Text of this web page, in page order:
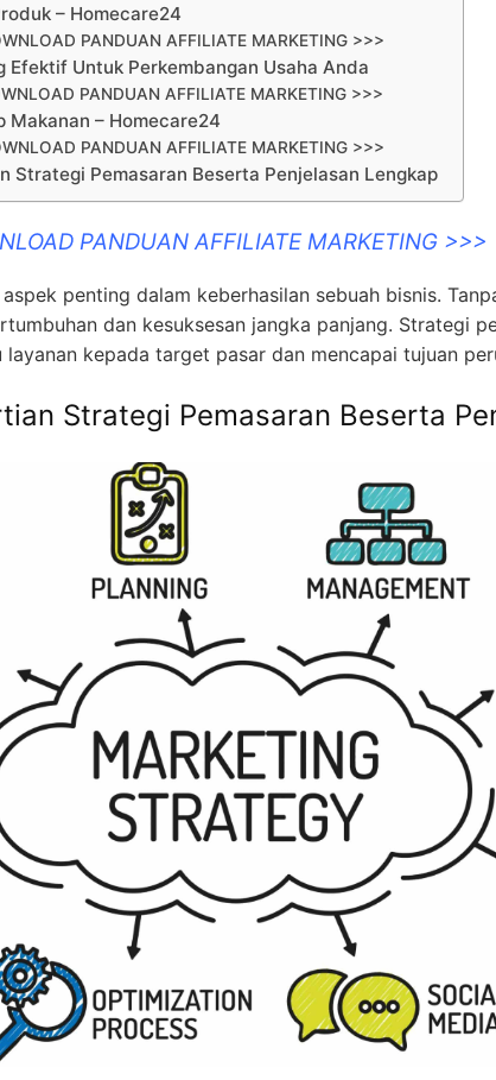
– Homecare24
PANDUAN AFFILIATE MARKETING >>>
Efektif Untuk Perkembangan Usaha Anda
PANDUAN AFFILIATE MARKETING >>>
– Homecare24
PANDUAN AFFILIATE MARKETING >>>
Strategi Pemasaran Beserta Penjelasan Lengkap
PANDUAN AFFILIATE MARKETING >>>
penting dalam keberhasilan sebuah bisnis.
dan kesuksesan jangka panjang. Strategi
kepada target pasar dan mencapai tujuan
Strategi Pemasaran Beserta